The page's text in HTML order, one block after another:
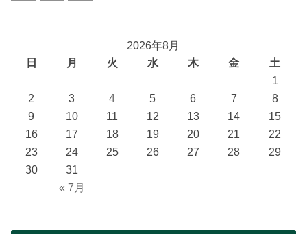
2026年8月
日
月 火 水 木 金 土
« 7月
1
2
3 4 5 6 7
8
9
10 11 12 13 14
15
16
17 18 19 20 21
22
23
24 25 26 27 28
29
30
31